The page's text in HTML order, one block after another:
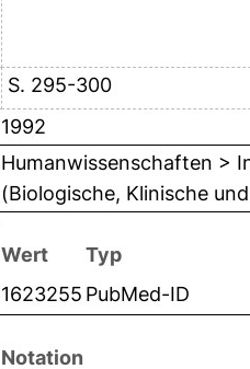
S. 295-300
1992
Humanwissenschaften >
(Biologische, Klinische
Wert
Typ
1623255 PubMed-ID
Notation